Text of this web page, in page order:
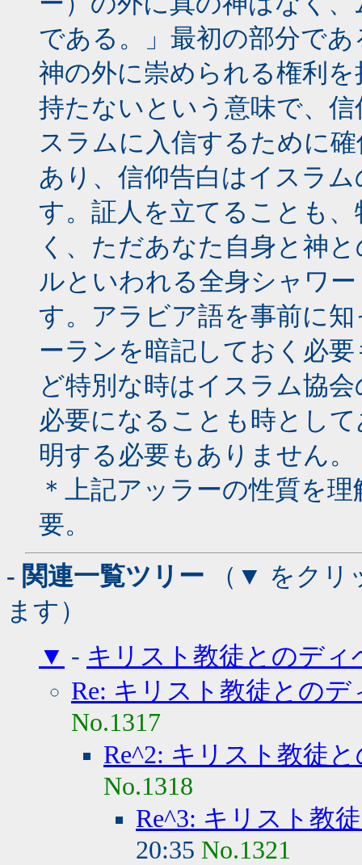
である。」最初の部分で
神の外に崇められる権利
持たないという意味で、
スラムに入信するために
あり、信仰告白はイスラ
す。証人を立てることも
く、ただあなた自身と神
ルといわれる全身シャワ
す。アラビア語を事前に
ーランを暗記しておく必
ど特別な時はイスラム協
必要になることも時とし
明する必要もありません。
＊上記アッラーの性質を
要。
- 関連一覧ツリー （▼ をクリ
ます）
▼ - キリスト教徒とのディ
Re: キリスト教徒とのデ
No.1317
Re^2: キリスト教徒
No.1318
Re^3: キリスト教
20:35 No.1321